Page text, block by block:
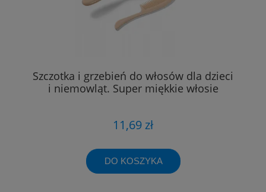
Szczotka i grzebień do włosów dla dzieci
i niemowląt. Super miękkie włosie
11,69 zł
DO KOSZYKA